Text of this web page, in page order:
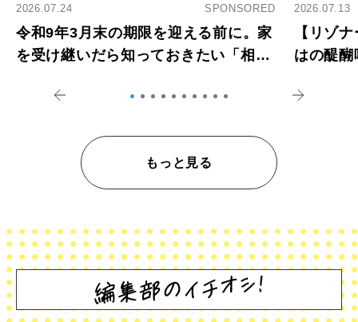
2026.07.24 SPONSORED
令和9年3月末の期限を迎える前に。家
を受け継いだら知っておきたい「相続
2026.07.13
【リゾ
はの醍
もっと見る